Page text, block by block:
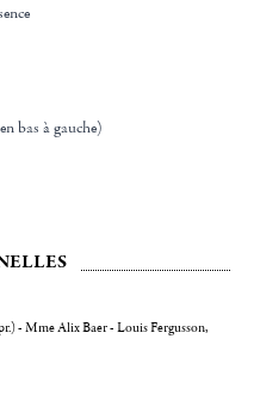
bas à gauche)
- Mme Alix Baer - Louis Fergusson,